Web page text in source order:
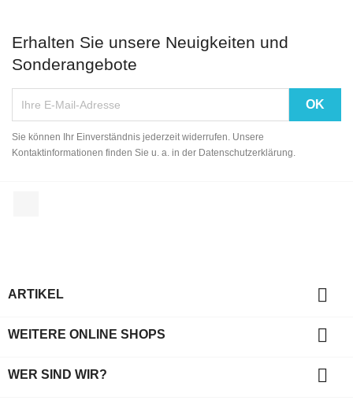
Erhalten Sie unsere Neuigkeiten und
Sonderangebote
Sie können Ihr Einverständnis jederzeit widerrufen. Unsere
Kontaktinformationen finden Sie u. a. in der Datenschutzerklärung.
ARTIKEL 
WEITERE ONLINE SHOPS 
WER SIND WIR? 